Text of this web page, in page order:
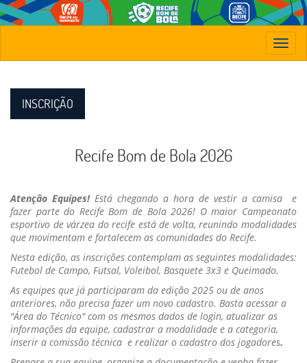
Toggle
INSCRIÇÃO
Recife Bom de Bola 2026
Atenção Equipes! Está chegando a hora de vestir a camisa e
fazer parte do Recife Bom de Bola 2026! O maior Campeonato
esportivo de várzea do recife está de volta, reunindo modalidades
que movimentam e fortalecem as comunidades do Recife.
Nesta edição, as inscrições contemplam as seguintes modalidades:
Futebol de Campo, Futsal, Voleibol, Basquete 3x3 e Queimado.
As equipes que já participaram da edição 2025 ou de anos
anteriores, não precisa fazer um novo cadastro. Basta acessar a
"Área do Técnico" com os mesmos dados de login, atualizar as
informações da equipe, cadastrar a modalidade e a categoria,
inserir a comissão técnica e realizar o cadastro dos jogadores.